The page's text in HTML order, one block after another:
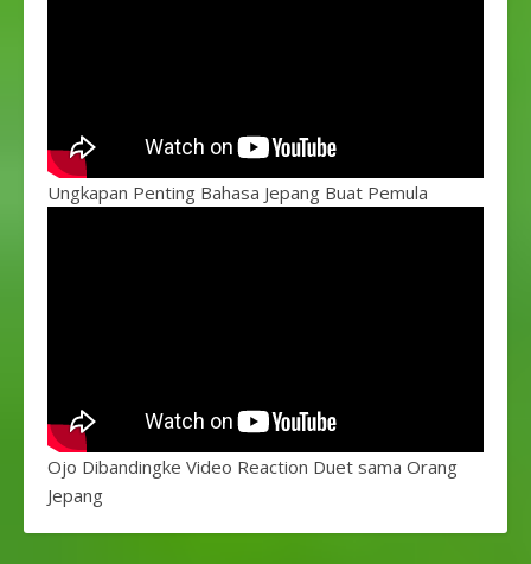
Ungkapan Penting Bahasa Jepang Buat Pemula
Ojo Dibandingke Video Reaction Duet sama Orang
Jepang